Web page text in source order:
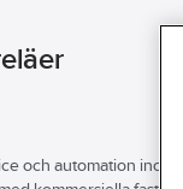
och automation inom